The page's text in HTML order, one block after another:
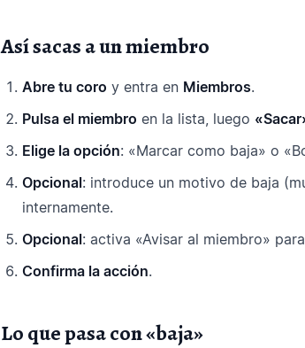
Así sacas a un miembro
Abre tu coro y entra en Miembros.
Pulsa el miembro en la lista, luego
Elige la opción: «Marcar como baja» o
Opcional: introduce un motivo de baja
internamente.
Opcional: activa «Avisar al miembro»
Confirma la acción.
Lo que pasa con «baja»